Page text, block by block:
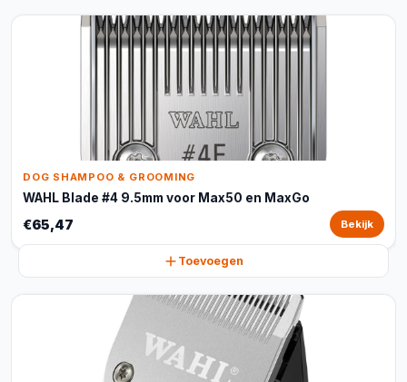
DOG SHAMPOO & GROOMING
WAHL Blade #4 9.5mm voor Max50 en MaxGo
€65,47 Bekijk
Toevoegen